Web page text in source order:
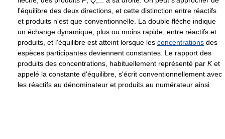
l'équilibre des deux directions, et cette distinction entre réactifs
et produits n'est que conventionnelle. La double flèche indique
un échange dynamique, plus ou moins rapide, entre réactifs et
produits, et l'équilibre est atteint lorsque les concentrations des
espèces participantes deviennent constantes. Le rapport des
produits des concentrations, habituellement représenté par Ket
appelé la constante d'équilibre, s'écrit conventionnellement avec
les réactifs au dénominateur et produits au numérateur ainsi